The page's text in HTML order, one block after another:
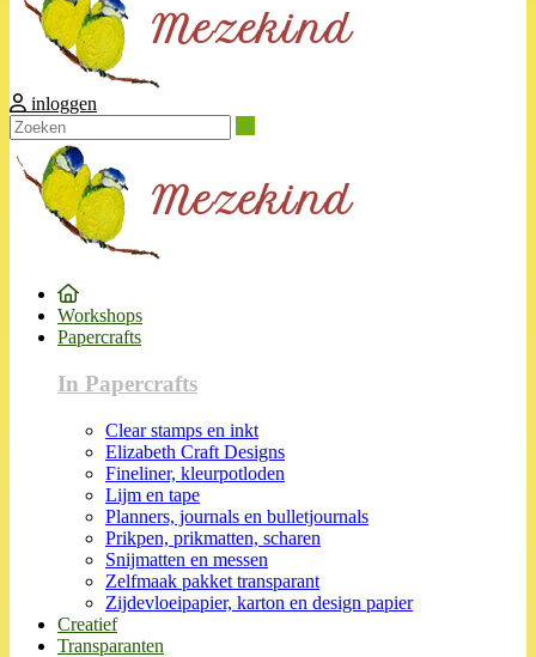
inloggen
Workshops
Papercrafts
In Papercrafts
Clear stamps en inkt
Elizabeth Craft Designs
Fineliner, kleurpotloden
Lijm en tape
Planners, journals en bulletjournals
Prikpen, prikmatten, scharen
Snijmatten en messen
Zelfmaak pakket transparant
Zijdevloeipapier, karton en design papier
Creatief
Transparanten